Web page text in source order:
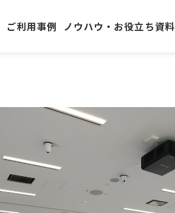
ご利用事例 ノウハウ・お役立ち資料